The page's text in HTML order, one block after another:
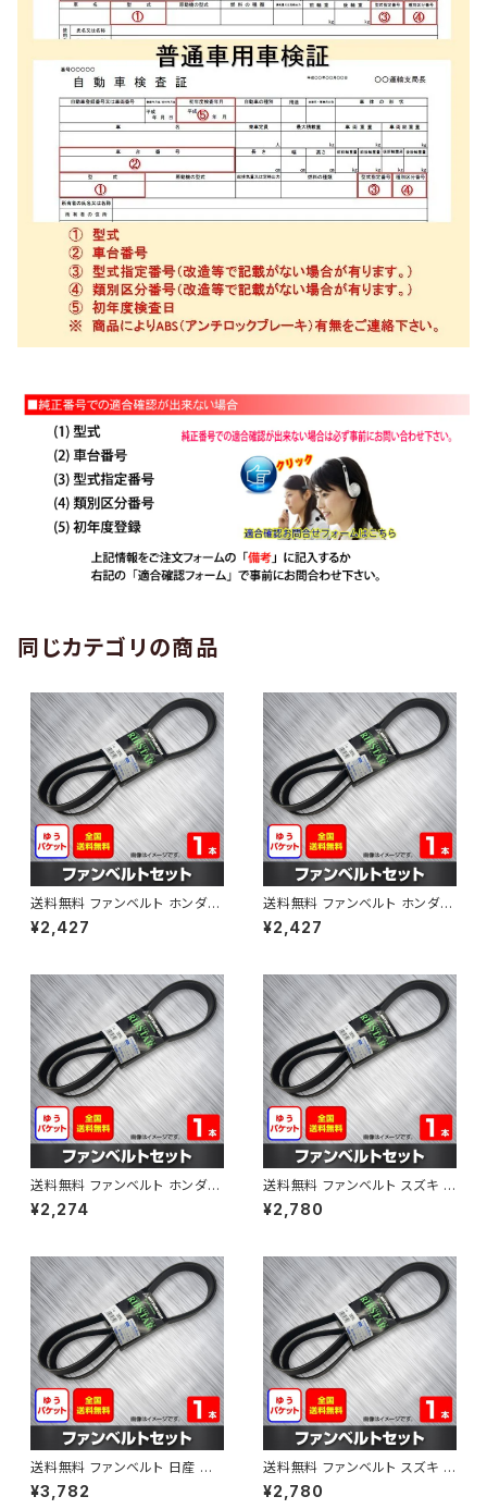
同じカテゴリの商品
送料無料 ファンベルト ホンダ
ゼスト 型式JE1 H18.03～H24.
11 （国内トップメーカー） 1本 H
¥2,427
送料無料 ファンベルト ホンダ ラ
イフ 型式JB6 H15.09～H20.1
1 （国内トップメーカー） 1本 HA
¥2,427
送料無料 ファンベルト ホンダ フ
ィット 型式GE6 H19.10～H25.
09 （国内トップメーカー） 1本 H
¥2,274
送料無料 ファンベルト スズキ ス
ペーシア 型式MK32S H25.03
～H30.02 （国内トップメーカ
¥2,780
送料無料 ファンベルト 日産 キ
ューブ 型式Z12 H20.11～H24.
10 （国内トップメーカー） 1本 H
¥3,782
送料無料 ファンベルト スズキ ワ
ゴンR 型式MH34S H24.09～
H29.02 （国内トップメーカー）
¥2,780